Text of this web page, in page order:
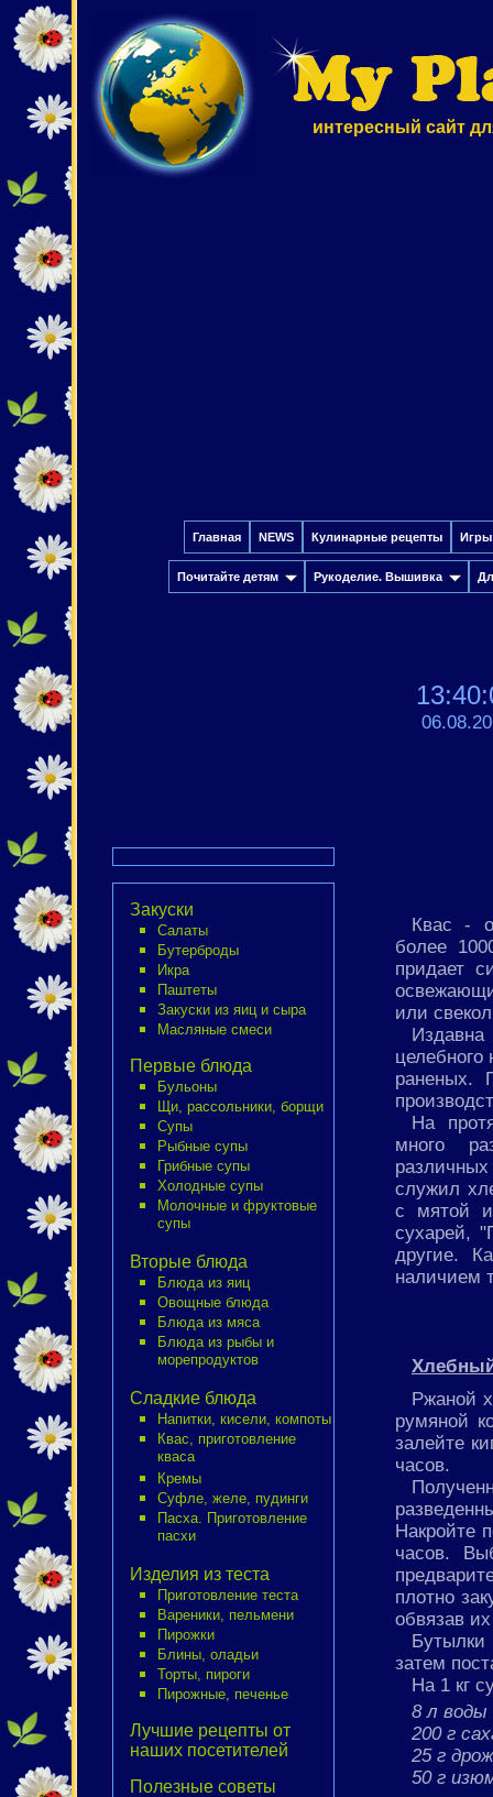
интересный сайт
Главная NEWS Кулинарные рецепты Игры
Почитайте детям Рукоделие. Вышивка
Закуски
Салаты
Бутерброды
Икра
Паштеты
Закуски из яиц и сыра
Масляные смеси
Первые блюда
Бульоны
Щи, рассольники, борщи
Супы
Рыбные супы
Грибные супы
Холодные супы
Молочные и фруктовые
супы
Вторые блюда
Блюда из яиц
Овощные блюда
Блюда из мяса
Блюда из рыбы и
морепродуктов
Сладкие блюда
Напитки, кисели, компоты
Квас, приготовление
кваса
Кремы
Суфле, желе, пудинги
Пасха. Приготовление
пасхи
Изделия из теста
Приготовление теста
Вареники, пельмени
Пирожки
Блины, оладьи
Торты, пироги
Пирожные, печенье
Лучшие рецепты от
наших посетителей
Полезные советы
Квас -
более
придает
или
раненых.
На
много
служил
с мятой
сухарей,
другие.
наличием
Ржаной
румяной
залейте
часов.
Накройте
часов.
плотно
обвязав
Бутылки
затем
На 1 кг
8 л воды
200 г
25 г
50 г